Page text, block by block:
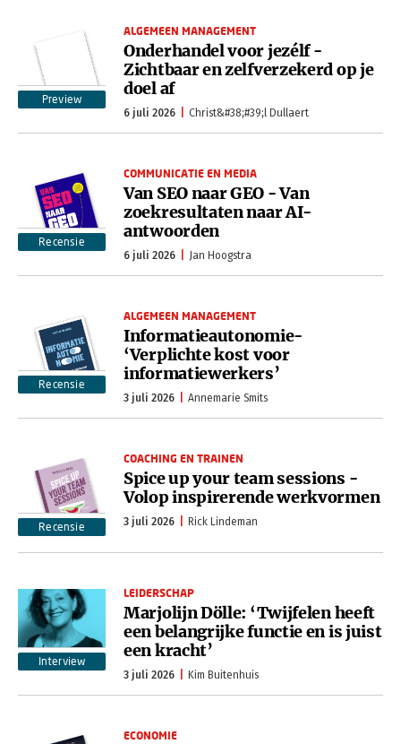
Preview
ALGEMEEN MANAGEMENT
Onderhandel voor jezélf -
Zichtbaar en zelfverzekerd op je
doel af
6 juli 2026 Christ&#38;#39;l Dullaert
Recensie
COMMUNICATIE EN MEDIA
Van SEO naar GEO - Van
zoekresultaten naar AI-
antwoorden
6 juli 2026 Jan Hoogstra
Recensie
ALGEMEEN MANAGEMENT
Informatieautonomie-
‘Verplichte kost voor
informatiewerkers’
3 juli 2026 Annemarie Smits
Recensie
COACHING EN TRAINEN
Spice up your team sessions -
Volop inspirerende werkvormen
3 juli 2026 Rick Lindeman
Interview
LEIDERSCHAP
Marjolijn Dölle: ‘Twijfelen heeft
een belangrijke functie en is juist
een kracht’
3 juli 2026 Kim Buitenhuis
ECONOMIE